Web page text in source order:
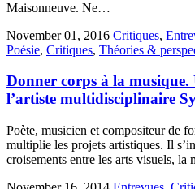
Maisonneuve. Ne…
November 01, 2016 Critiques,
Poésie, Critiques, Théories &
Donner corps à la musique.
l’artiste multidisciplinaire
Poète, musicien et compositeur de
multiplie les projets artistiques. Il
croisements entre les arts visuels, la